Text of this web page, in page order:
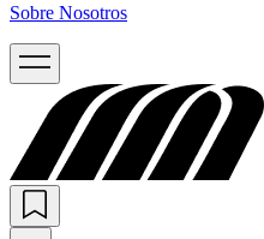
Sobre Nosotros